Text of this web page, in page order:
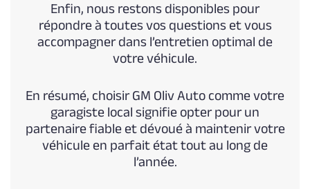
Enfin, nous restons disponibles pour
répondre à toutes vos questions et vous
accompagner dans l’entretien optimal de
votre véhicule.
En résumé, choisir GM Oliv Auto comme votre
garagiste local signifie opter pour un
partenaire fiable et dévoué à maintenir votre
véhicule en parfait état tout au long de
l’année.